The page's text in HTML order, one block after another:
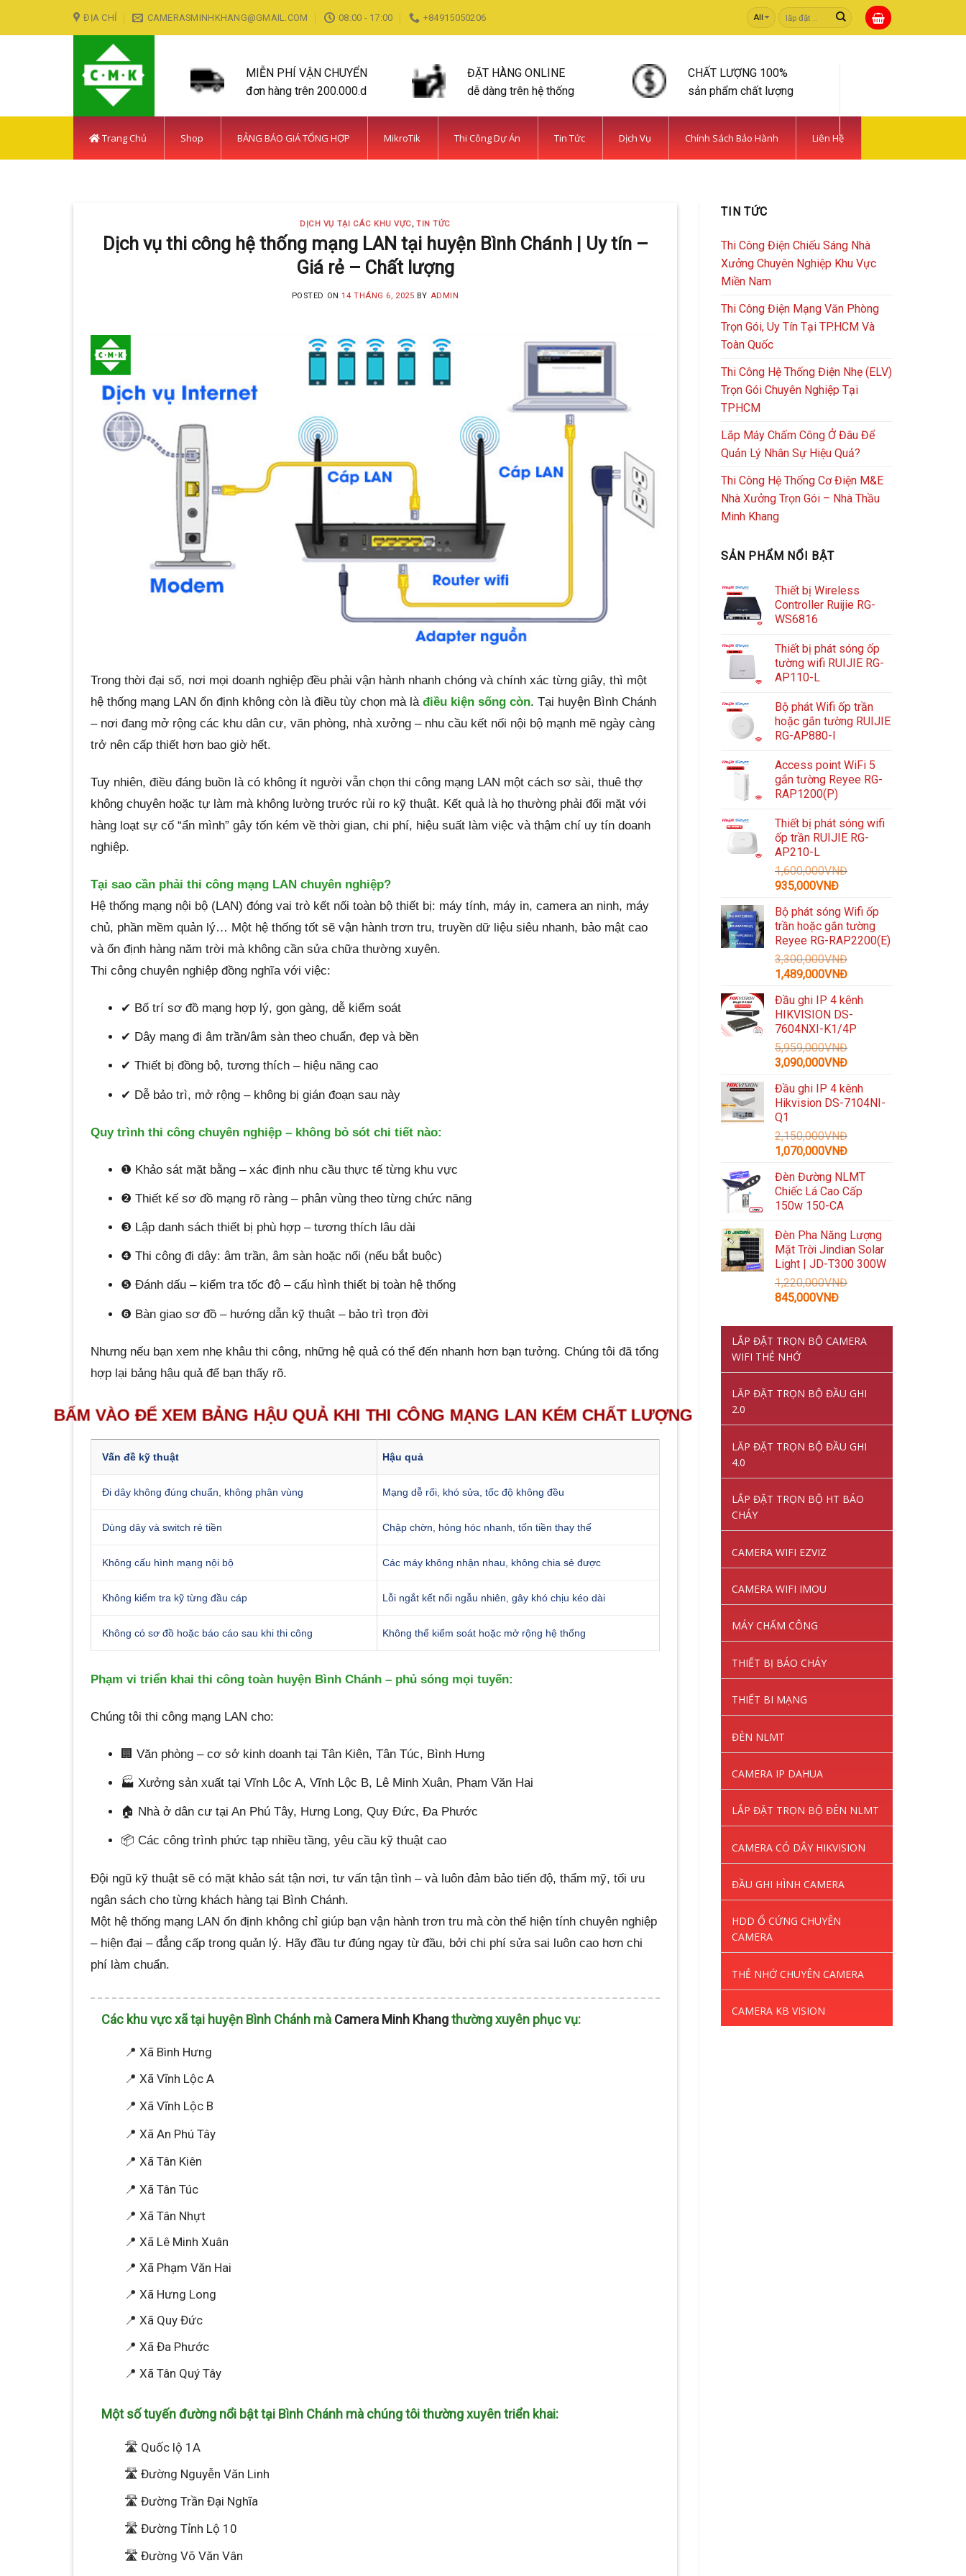
ĐỊA CHỈ CAMERASMINHKHANG@GMAIL.COM 08:00 - 17:00 +84915050206
Tìm
kiếm:
MIỄN PHÍ VẬN CHUYỂN
đơn hàng trên 200.000.d
ĐẶT HÀNG ONLINE
dễ dàng trên hệ thống
CHẤT LƯỢNG 100%
sản phẩm chất lượng
Trang Chủ Shop BẢNG BÁO GIÁ TỔNG HỢP MikroTik Thi Công Dự Án Tin Tức Dịch Vụ Chính Sách Bảo Hành Liên Hệ
DỊCH VỤ TẠI CÁC KHU VỰC TIN TỨC
LẮP ĐẶT CAMERA HUYỆN BÌNH CHÁNH SIÊU AN NINH VÀ SIÊU TIẾT KIỆM | CAMERA
Với hơn 5 năm kinh nghiệm, Camera Minh Khang là đơn vị hàng đầu trong [...]
CONTINUE READING
DỊCH VỤ TẠI CÁC KHU VỰC,TIN TỨC
Dịch vụ thi công hệ thống mạng LAN tại huyện Bình Chánh | Uy tín –
Giá rẻ – Chất lượng
POSTED ON14 THÁNG 6, 2025 BY ADMIN
Trong thời đại số, nơi mọi doanh nghiệp đều phải vận hành nhanh chóng và chính xác từng giây, thì một
hệ thống mạng LAN ổn định không còn là điều tùy chọn mà là điều kiện sống còn. Tại huyện Bình Chánh
– nơi đang mở rộng các khu dân cư, văn phòng, nhà xưởng – nhu cầu kết nối nội bộ mạnh mẽ ngày càng
trở nên cấp thiết hơn bao giờ hết.
Tuy nhiên, điều đáng buồn là có không ít người vẫn chọn thi công mạng LAN một cách sơ sài, thuê thợ
không chuyên hoặc tự làm mà không lường trước rủi ro kỹ thuật. Kết quả là họ thường phải đối mặt với
hàng loạt sự cố “ẩn mình” gây tốn kém về thời gian, chi phí, hiệu suất làm việc và thậm chí uy tín doanh
nghiệp.
Tại sao cần phải thi công mạng LAN chuyên nghiệp?
Hệ thống mạng nội bộ (LAN) đóng vai trò kết nối toàn bộ thiết bị: máy tính, máy in, camera an ninh, máy
chủ, phần mềm quản lý… Một hệ thống tốt sẽ vận hành trơn tru, truyền dữ liệu siêu nhanh, bảo mật cao
và ổn định hàng năm trời mà không cần sửa chữa thường xuyên.
Thi công chuyên nghiệp đồng nghĩa với việc:
✔ Bố trí sơ đồ mạng hợp lý, gọn gàng, dễ kiểm soát
✔ Dây mạng đi âm trần/âm sàn theo chuẩn, đẹp và bền
✔ Thiết bị đồng bộ, tương thích – hiệu năng cao
✔ Dễ bảo trì, mở rộng – không bị gián đoạn sau này
Quy trình thi công chuyên nghiệp – không bỏ sót chi tiết nào:
❶ Khảo sát mặt bằng – xác định nhu cầu thực tế từng khu vực
❷ Thiết kế sơ đồ mạng rõ ràng – phân vùng theo từng chức năng
❸ Lập danh sách thiết bị phù hợp – tương thích lâu dài
❹ Thi công đi dây: âm trần, âm sàn hoặc nổi (nếu bắt buộc)
❺ Đánh dấu – kiểm tra tốc độ – cấu hình thiết bị toàn hệ thống
❻ Bàn giao sơ đồ – hướng dẫn kỹ thuật – bảo trì trọn đời
Nhưng nếu bạn xem nhẹ khâu thi công, những hệ quả có thể đến nhanh hơn bạn tưởng. Chúng tôi đã tổng
hợp lại bảng hậu quả để bạn thấy rõ.
BẤM VÀO ĐỂ XEM BẢNG HẬU QUẢ KHI THI CÔNG MẠNG LAN KÉM CHẤT LƯỢNG
Vấn đề kỹ thuật Hậu quả
Đi dây không đúng chuẩn, không phân vùng Mạng dễ rối, khó sửa, tốc độ không đều
Dùng dây và switch rẻ tiền Chập chờn, hỏng hóc nhanh, tốn tiền thay thế
Không cấu hình mạng nội bộ Các máy không nhận nhau, không chia sẻ được
Không kiểm tra kỹ từng đầu cáp Lỗi ngắt kết nối ngẫu nhiên, gây khó chịu kéo dài
Không có sơ đồ hoặc báo cáo sau khi thi công Không thể kiểm soát hoặc mở rộng hệ thống
Phạm vi triển khai thi công toàn huyện Bình Chánh – phủ sóng mọi tuyến:
Chúng tôi thi công mạng LAN cho:
🏢 Văn phòng – cơ sở kinh doanh tại Tân Kiên, Tân Túc, Bình Hưng
🏭 Xưởng sản xuất tại Vĩnh Lộc A, Vĩnh Lộc B, Lê Minh Xuân, Phạm Văn Hai
🏠 Nhà ở dân cư tại An Phú Tây, Hưng Long, Quy Đức, Đa Phước
📦 Các công trình phức tạp nhiều tầng, yêu cầu kỹ thuật cao
Đội ngũ kỹ thuật sẽ có mặt khảo sát tận nơi, tư vấn tận tình – và luôn đảm bảo tiến độ, thẩm mỹ, tối ưu
ngân sách cho từng khách hàng tại Bình Chánh.
Một hệ thống mạng LAN ổn định không chỉ giúp bạn vận hành trơn tru mà còn thể hiện tính chuyên nghiệp
– hiện đại – đẳng cấp trong quản lý. Hãy đầu tư đúng ngay từ đầu, bởi chi phí sửa sai luôn cao hơn chi
phí làm chuẩn.
Các khu vực xã tại huyện Bình Chánh mà Camera Minh Khangthường xuyên phục vụ:
📍 Xã Bình Hưng
📍 Xã Vĩnh Lộc A
📍 Xã Vĩnh Lộc B
📍 Xã An Phú Tây
📍 Xã Tân Kiên
📍 Xã Tân Túc
📍 Xã Tân Nhựt
📍 Xã Lê Minh Xuân
📍 Xã Phạm Văn Hai
📍 Xã Hưng Long
📍 Xã Quy Đức
📍 Xã Đa Phước
📍 Xã Tân Quý Tây
Một số tuyến đường nổi bật tại Bình Chánh mà chúng tôi thường xuyên triển khai:
🛣️ Quốc lộ 1A
🛣️ Đường Nguyễn Văn Linh
🛣️ Đường Trần Đại Nghĩa
🛣️ Đường Tỉnh Lộ 10
🛣️ Đường Võ Văn Vân
TIN TỨC
Thi Công Điện Chiếu Sáng Nhà
Xưởng Chuyên Nghiệp Khu Vực
Miền Nam
Thi Công Điện Mạng Văn Phòng
Trọn Gói, Uy Tín Tại TP.HCM Và
Toàn Quốc
Thi Công Hệ Thống Điện Nhẹ (ELV)
Trọn Gói Chuyên Nghiệp Tại
TPHCM
Lắp Máy Chấm Công Ở Đâu Để
Quản Lý Nhân Sự Hiệu Quả?
Thi Công Hệ Thống Cơ Điện M&E
Nhà Xưởng Trọn Gói – Nhà Thầu
Minh Khang
SẢN PHẨM NỔI BẬT
Thiết bị Wireless
Controller Ruijie RG-
WS6816
Thiết bị phát sóng ốp
tường wifi RUIJIE RG-
AP110-L
Bộ phát Wifi ốp trần
hoặc gắn tường RUIJIE
RG-AP880-I
Access point WiFi 5
gắn tường Reyee RG-
RAP1200(P)
Thiết bị phát sóng wifi
ốp trần RUIJIE RG-
AP210-L
1,600,000VNĐ
Giá
là:
1,600,000VNĐ.
935,000VNĐGiá
tại
là:
935,000VNĐ.
Bộ phát sóng Wifi ốp
trần hoặc gắn tường
Reyee RG-RAP2200(E)
3,300,000VNĐ
Giá
là:
3,300,000VNĐ.
1,489,000VNĐGiá
tại
là:
1,489,000VNĐ.
Đầu ghi IP 4 kênh
HIKVISION DS-
7604NXI-K1/4P
5,959,000VNĐ
Giá
là:
5,959,000VNĐ.
3,090,000VNĐGiá
tại
là:
Đầu ghi IP 4 kênh
Hikvision DS-7104NI-
Q1
2,150,000VNĐ
Giá
là:
2,150,000VNĐ.
1,070,000VNĐGiá
tại
là:
Đèn Đường NLMT
Chiếc Lá Cao Cấp
150w 150-CA
Đèn Pha Năng Lượng
Mặt Trời Jindian Solar
Light | JD-T300 300W
1,220,000VNĐ
Giá
là:
1,220,000VNĐ.
845,000VNĐGiá
tại
là:
LẮP ĐẶT TRỌN BỘ CAMERA
WIFI THẺ NHỚ
LĂP ĐẶT TRỌN BỘ ĐẦU GHI
2.0
LĂP ĐẶT TRỌN BỘ ĐẦU GHI
4.0
LẮP ĐẶT TRỌN BỘ HT BÁO
CHÁY
CAMERA WIFI EZVIZ
CAMERA WIFI IMOU
MÁY CHẤM CÔNG
THIẾT BỊ BÁO CHÁY
THIẾT BI MẠNG
ĐÈN NLMT
CAMERA IP DAHUA
LẮP ĐẶT TRỌN BỘ ĐÈN NLMT
CAMERA CÓ DÂY HIKVISION
ĐẦU GHI HÌNH CAMERA
HDD Ổ CỨNG CHUYÊN
CAMERA
THẺ NHỚ CHUYÊN CAMERA
CAMERA KB VISION